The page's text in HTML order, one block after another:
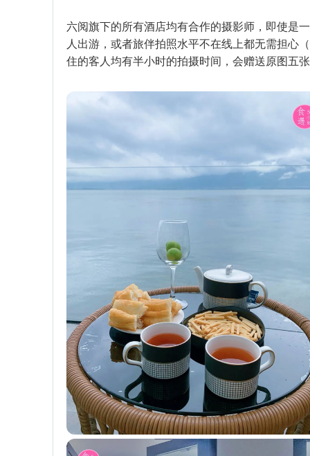
六阅旗下的所有酒店均有合作的摄影师，即使是
人出游，或者旅伴拍照水平不在线上都无需担心
住的客人均有半小时的拍摄时间，会赠送原图五